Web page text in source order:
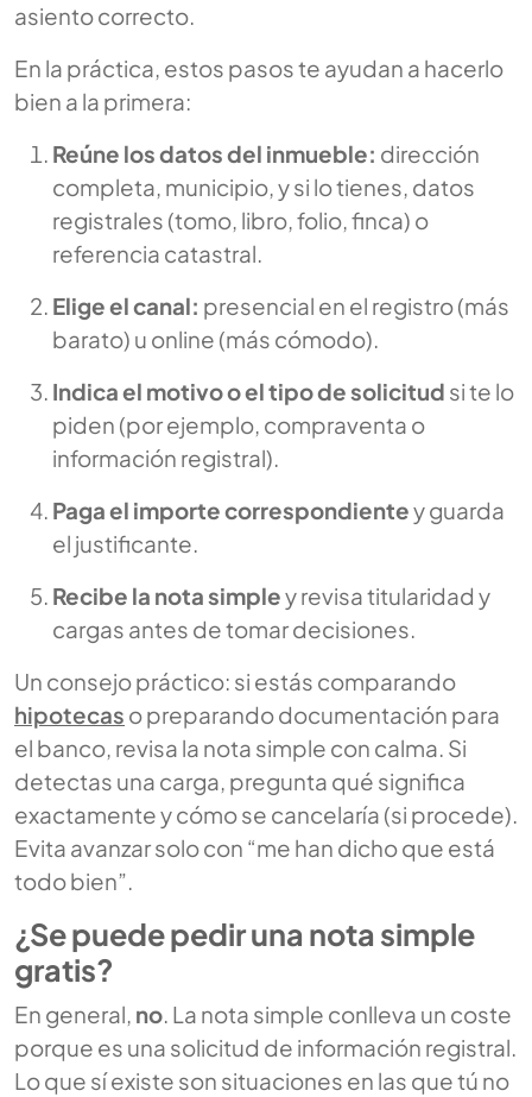
asiento correcto.
En la práctica, estos pasos te ayudan a hacerlo
bien a la primera:
Reúne los datos del inmueble: dirección
completa, municipio, y si lo tienes, datos
registrales (tomo, libro, folio, finca) o
referencia catastral.
Elige el canal: presencial en el registro (más
barato) u online (más cómodo).
Indica el motivo o el tipo de solicitud si te lo
piden (por ejemplo, compraventa o
información registral).
Paga el importe correspondientey guarda
el justificante.
Recibe la nota simpley revisa titularidad y
cargas antes de tomar decisiones.
Un consejo práctico: si estás comparando
hipotecas o preparando documentación para
el banco, revisa la nota simple con calma. Si
detectas una carga, pregunta qué significa
exactamente y cómo se cancelaría (si procede).
Evita avanzar solo con “me han dicho que está
todo bien”.
¿Se puede pedir una nota simple
gratis?
En general, no. La nota simple conlleva un coste
porque es una solicitud de información registral.
Lo que sí existe son situaciones en las que tú no